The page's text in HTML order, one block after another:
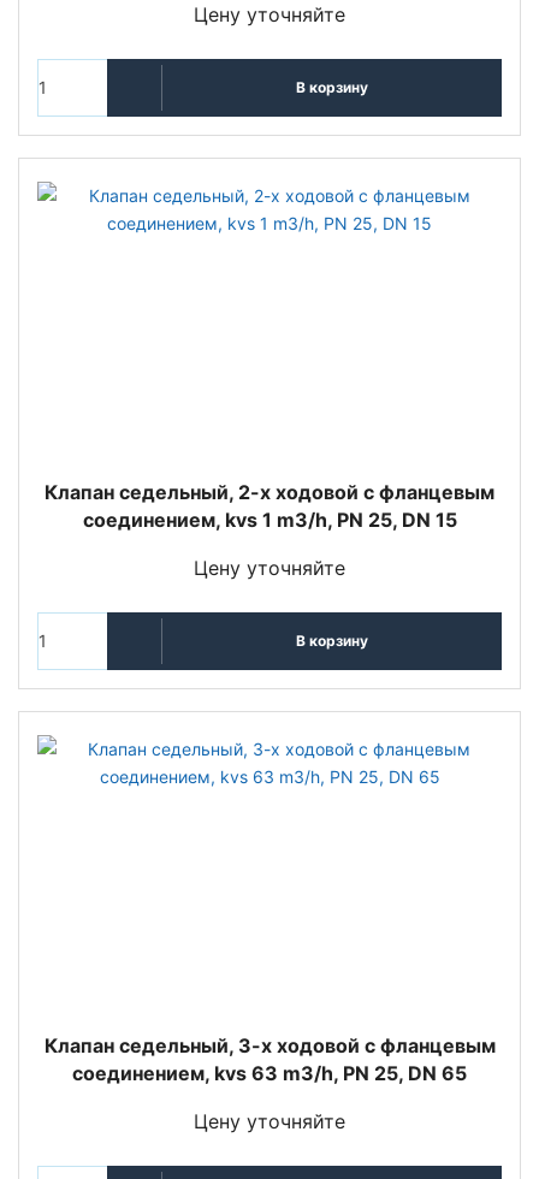
Цену уточняйте
В корзину
Клапан седельный, 2-х ходовой с фланцевым
соединением, kvs 1 m3/h, PN 25, DN 15
Цену уточняйте
В корзину
Клапан седельный, 3-х ходовой с фланцевым
соединением, kvs 63 m3/h, PN 25, DN 65
Цену уточняйте